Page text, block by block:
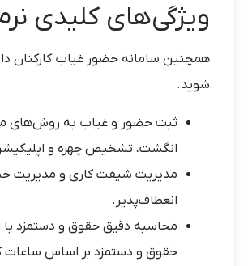
ویژگی‌های کلیدی
همچنین سامانه حضور غیاب کارکنان
شوید.
ثبت حضور و غیاب به روش‌های
انگشت، تشخیص چهره و
مدیریت شیفت کاری و مدیریت
انعطاف‌پذیر.
محاسبه دقیق حقوق و دستمزد با
حقوق و دستمزد بر اساس ساعات